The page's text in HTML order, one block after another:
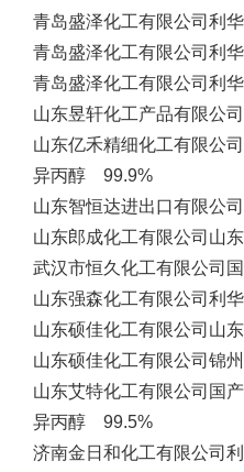
青岛盛泽化工有限公司 利
青岛盛泽化工有限公司 利
青岛盛泽化工有限公司 利
山东昱轩化工产品有限公司
山东亿禾精细化工有限公司
异丙醇 99.9%
山东智恒达进出口有限公司
山东郎成化工有限公司 山东
武汉市恒久化工有限公司
山东强森化工有限公司 利
山东硕佳化工有限公司 山东
山东硕佳化工有限公司 锦
山东艾特化工有限公司 国产
异丙醇 99.5%
济南金日和化工有限公司